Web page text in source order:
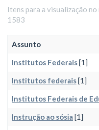
Itens para a visualização
1583
Assunto
Institutos Federais[1]
Institutos federais[1]
Institutos Federais de
Instrução ao sósia [1]